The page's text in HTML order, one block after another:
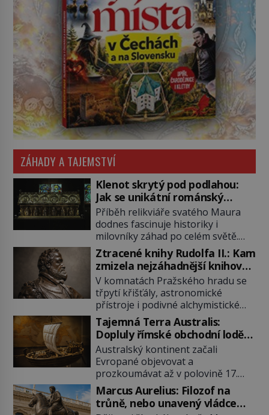
ZÁHADY A TAJEMSTVÍ
Klenot skrytý pod podlahou:
Jak se unikátní románský
poklad dostal do zapadlého
Bečova?
Příběh relikviáře svatého Maura
dodnes fascinuje historiky i
milovníky záhad po celém světě.
Tato románská zlatnická památka
ze 13. století je po českých
korunovačních klenotech druhým
nejcennějším movitým majetkem v
České republice. Přestože byl
klenot v roce 1985 po dramatickém
pátrání kriminalistů úspěšně
nalezen, jeho minulost stále
obestírá hustá mlha. Otázky, jak
přesně se tato […]
Ztracené knihy Rudolfa II.: Kam
zmizela nejzáhadnější knihovna
Evropy?
V komnatách Pražského hradu se
třpytí křišťály, astronomické
přístroje i podivné alchymistické
rukopisy. Císař Rudolf II.
shromažďuje vše, co souvisí s
tajemstvím přírody, hvězd i
lidského poznání. Jenže po jeho
smrti se jeho slavné sbírky začínají
rozpadat a část z nich mizí navždy.
Kdo odnesl nejvzácnější knihy? A
existují ještě někde zapomenuté
Tajemná Terra Australis:
Dopluly římské obchodní lodě
až do Austrálie?
Australský kontinent začali
Evropané objevovat a
prozkoumávat až v polovině 17.
století. Existuje však možnost, že
by se o tento vzdálený kontinent
mohly zajímat již evropské
Marcus Aurelius: Filozof na
trůně, nebo unavený vládce